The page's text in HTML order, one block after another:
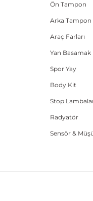
Ön Tampon
Arka Tampon
Araç Farları
Yan Basamak
Spor Yay
Body Kit
Stop
Radyatör
Sensör &